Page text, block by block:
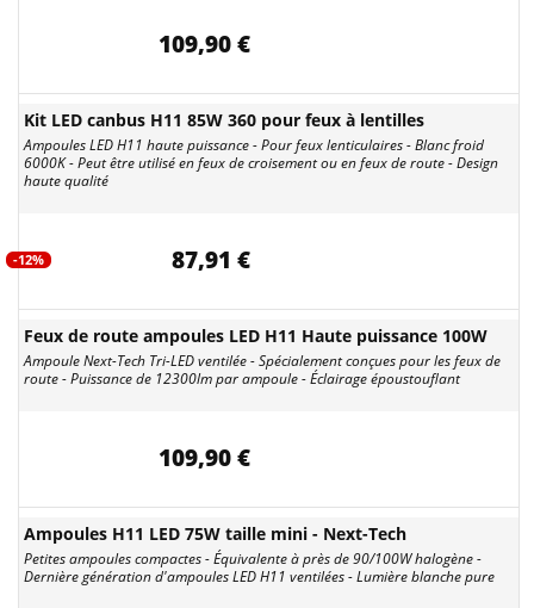
109,90 €
Kit LED canbus H11 85W 360 pour feux à lentilles
Ampoules LED H11 haute puissance - Pour feux lenticulaires - Blanc froid
6000K - Peut être utilisé en feux de croisement ou en feux de route - Design
haute qualité
-12% 87,91 €
Feux de route ampoules LED H11 Haute puissance 100W
Ampoule Next-Tech Tri-LED ventilée - Spécialement conçues pour les feux de
route - Puissance de 12300lm par ampoule - Éclairage époustouflant
109,90 €
Ampoules H11 LED 75W taille mini - Next-Tech
Petites ampoules compactes - Équivalente à près de 90/100W halogène -
Dernière génération d'ampoules LED H11 ventilées - Lumière blanche pure